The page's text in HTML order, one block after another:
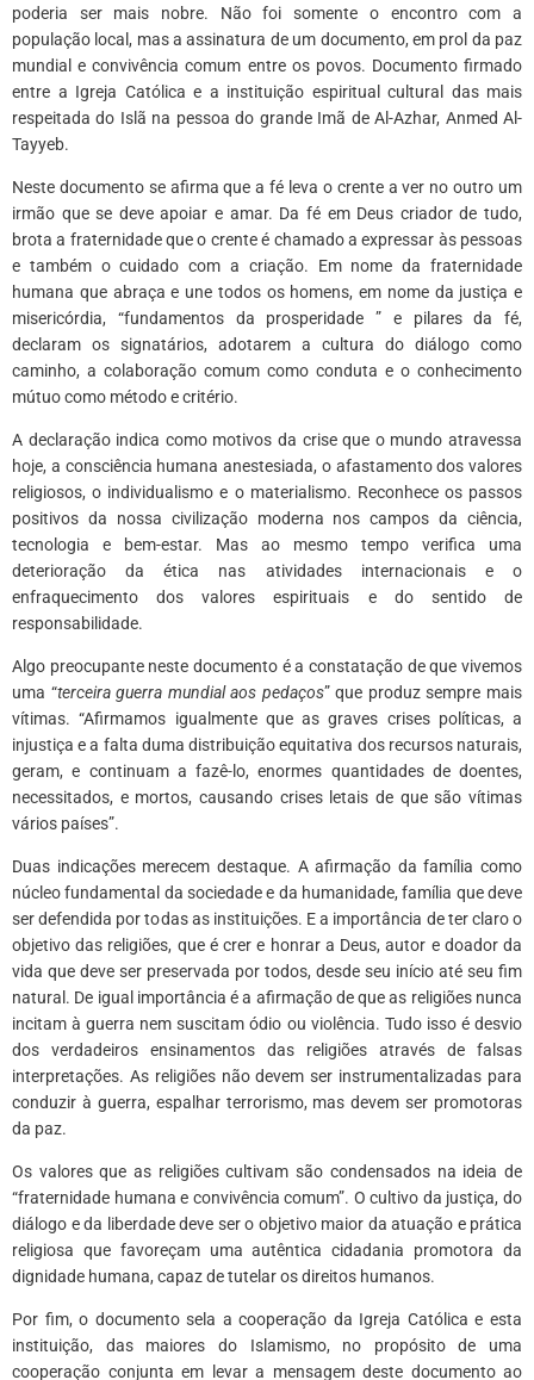
poderia ser mais nobre. Não foi somente o encontro com a
população local, mas a assinatura de um documento, em prol da paz
mundial e convivência comum entre os povos. Documento firmado
entre a Igreja Católica e a instituição espiritual cultural das mais
respeitada do Islã na pessoa do grande Imã de Al-Azhar, Anmed Al-
Tayyeb.
Neste documento se afirma que a fé leva o crente a ver no outro um
irmão que se deve apoiar e amar. Da fé em Deus criador de tudo,
brota a fraternidade que o crente é chamado a expressar às pessoas
e também o cuidado com a criação. Em nome da fraternidade
humana que abraça e une todos os homens, em nome da justiça e
misericórdia, “fundamentos da prosperidade ” e pilares da fé,
declaram os signatários, adotarem a cultura do diálogo como
caminho, a colaboração comum como conduta e o conhecimento
mútuo como método e critério.
A declaração indica como motivos da crise que o mundo atravessa
hoje, a consciência humana anestesiada, o afastamento dos valores
religiosos, o individualismo e o materialismo. Reconhece os passos
positivos da nossa civilização moderna nos campos da ciência,
tecnologia e bem-estar. Mas ao mesmo tempo verifica uma
deterioração da ética nas atividades internacionais e o
enfraquecimento dos valores espirituais e do sentido de
responsabilidade.
Algo preocupante neste documento é a constatação de que vivemos
uma “terceira guerra mundial aos pedaços” que produz sempre mais
vítimas. “Afirmamos igualmente que as graves crises políticas, a
injustiça e a falta duma distribuição equitativa dos recursos naturais,
geram, e continuam a fazê-lo, enormes quantidades de doentes,
necessitados, e mortos, causando crises letais de que são vítimas
vários países”.
Duas indicações merecem destaque. A afirmação da família como
núcleo fundamental da sociedade e da humanidade, família que deve
ser defendida por todas as instituições. E a importância de ter claro o
objetivo das religiões, que é crer e honrar a Deus, autor e doador da
vida que deve ser preservada por todos, desde seu início até seu fim
natural. De igual importância é a afirmação de que as religiões nunca
incitam à guerra nem suscitam ódio ou violência. Tudo isso é desvio
dos verdadeiros ensinamentos das religiões através de falsas
interpretações. As religiões não devem ser instrumentalizadas para
conduzir à guerra, espalhar terrorismo, mas devem ser promotoras
da paz.
Os valores que as religiões cultivam são condensados na ideia de
“fraternidade humana e convivência comum”. O cultivo da justiça, do
diálogo e da liberdade deve ser o objetivo maior da atuação e prática
religiosa que favoreçam uma autêntica cidadania promotora da
dignidade humana, capaz de tutelar os direitos humanos.
Por fim, o documento sela a cooperação da Igreja Católica e esta
instituição, das maiores do Islamismo, no propósito de uma
cooperação conjunta em levar a mensagem deste documento ao